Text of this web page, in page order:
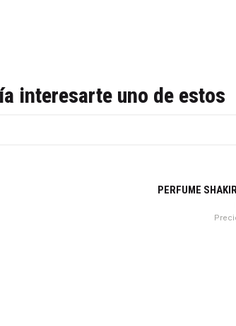
interesarte uno de estos
PERFUME